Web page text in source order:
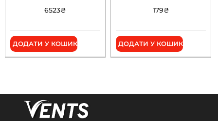
6523₴
ДОДАТИ У КОШИК
179₴
ДОДАТИ У КОШИК